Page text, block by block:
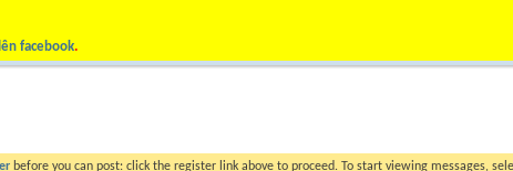
facebook.
before you can post: click the register link above to proceed. To start viewing messages,